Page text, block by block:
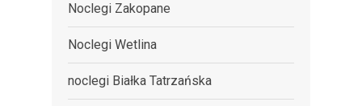
Noclegi Zakopane
Noclegi Wetlina
noclegi Białka Tatrzańska